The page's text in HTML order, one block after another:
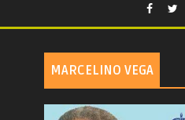
MARCELINO VEGA